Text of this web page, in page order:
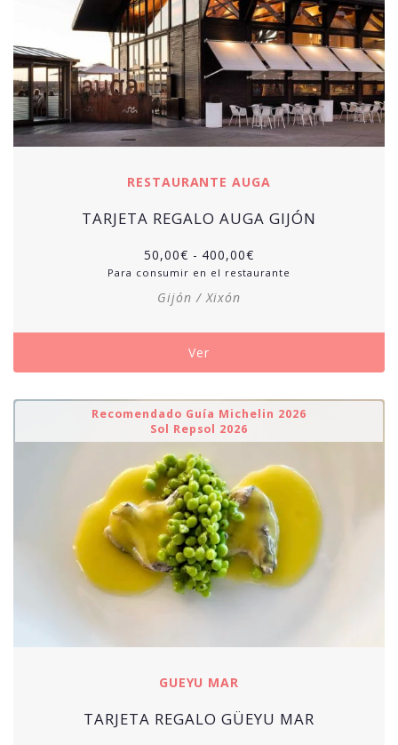
RESTAURANTE AUGA
TARJETA REGALO AUGA GIJÓN
50,00€ - 400,00€
Para consumir en el restaurante
Gijón / Xixón
Ver
Recomendado Guía Michelin 2026
Sol Repsol 2026
GUEYU MAR
TARJETA REGALO GÜEYU MAR